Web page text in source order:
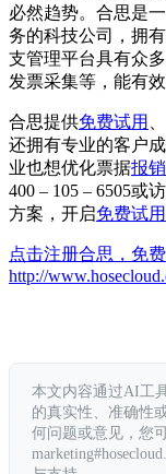
必然趋势。合思是
务的科技公司，拥
支管理平台具有众
发票采集等，能有
合思提供免费试用
还拥有专业的客户
业也想优化票据报销
400 – 105 – 6505或
方案，开启免费试用
点击注册合思，免
http://
本文内容通过AI工
的真实性、准确性
何问题或意见，您